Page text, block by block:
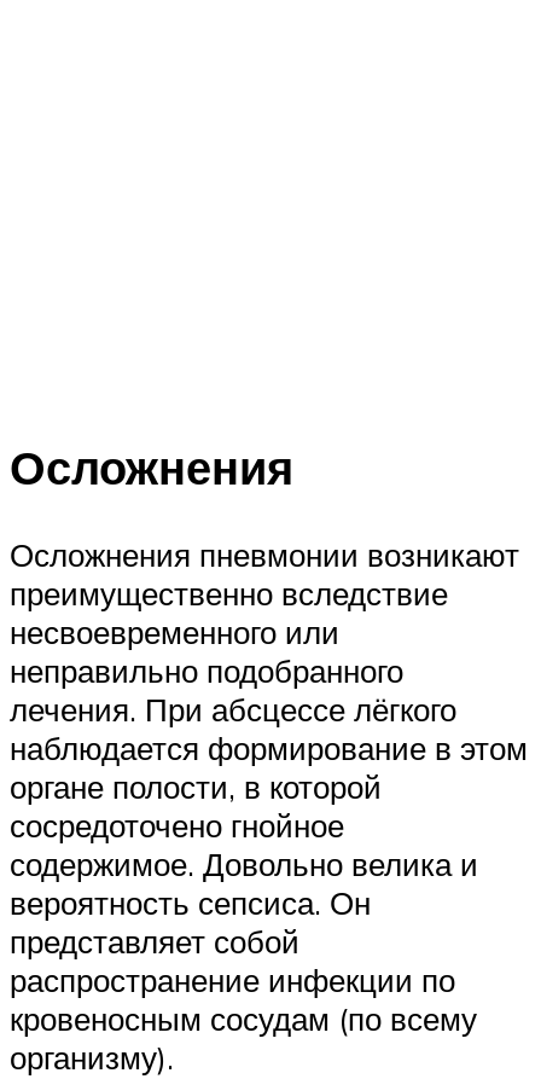
Осложнения
Осложнения пневмонии возникают
преимущественно вследствие
несвоевременного или
неправильно подобранного
лечения. При абсцессе лёгкого
наблюдается формирование в этом
органе полости, в которой
сосредоточено гнойное
содержимое. Довольно велика и
вероятность сепсиса. Он
представляет собой
распространение инфекции по
кровеносным сосудам (по всему
организму).